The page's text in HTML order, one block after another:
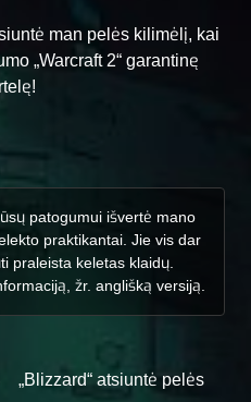
man pelės kilimėlį, kai
„Warcraft 2“ garantinę
patogumui išvertė mano
praktikantai. Jie vis dar
praleista keletas klaidų.
žr. anglišką versiją.
„Blizzard“ atsiuntė pelės